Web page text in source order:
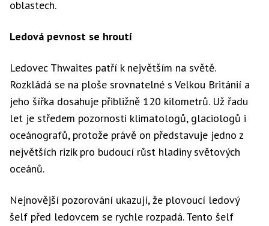
oblastech.
Ledová pevnost se hroutí
Ledovec Thwaites patří k největším na světě.
Rozkládá se na ploše srovnatelné s Velkou Británií a
jeho šířka dosahuje přibližně 120 kilometrů. Už řadu
let je středem pozornosti klimatologů, glaciologů i
oceánografů, protože právě on představuje jedno z
největších rizik pro budoucí růst hladiny světových
oceánů.
Nejnovější pozorování ukazují, že plovoucí ledový
šelf před ledovcem se rychle rozpadá. Tento šelf